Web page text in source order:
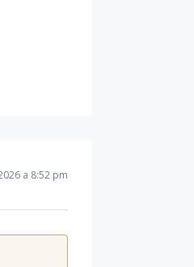
a 8:52 pm